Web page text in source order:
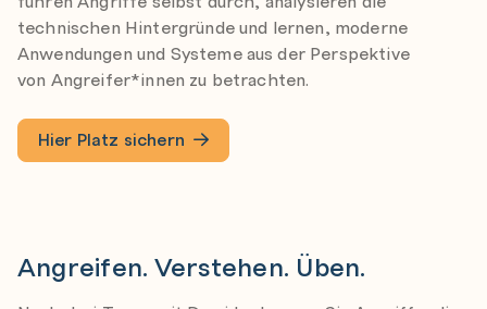
technischen Hintergründe und lernen, moderne
Anwendungen und Systeme aus der Perspektive
von Angreifer*innen zu betrachten.
Hier Platz sichern
Angreifen. Verstehen. Üben.